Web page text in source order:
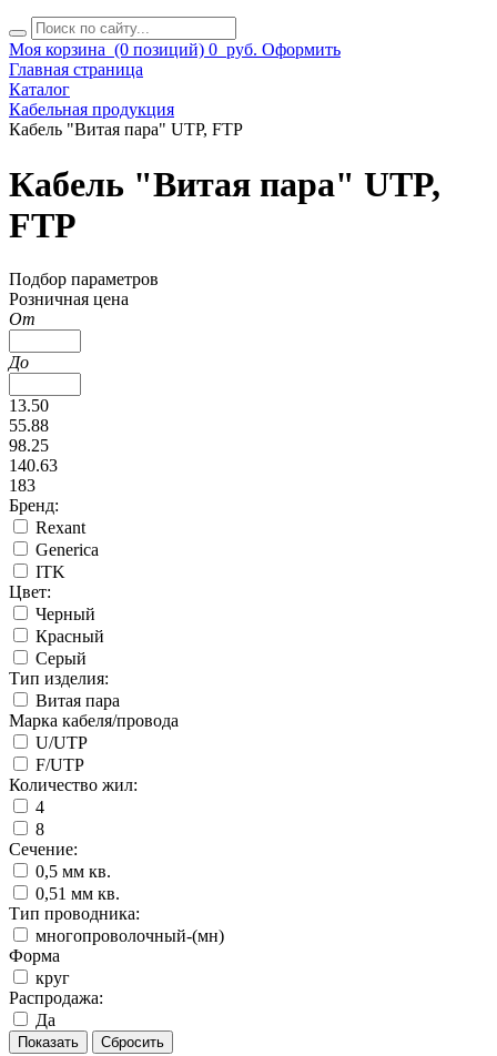
Моя корзина (0 позиций) 0 руб. Оформить
Главная страница
Каталог
Кабельная продукция
Кабель "Витая пара" UTP, FTP
Кабель "Витая пара" UTP,
FTP
Подбор параметров
Розничная цена
От
До
13.50
55.88
98.25
140.63
183
Бренд:
Rexant
Generica
ITK
Цвет:
Черный
Красный
Серый
Тип изделия:
Витая пара
Марка кабеля/провода
U/UTP
F/UTP
Количество жил:
4
8
Сечение:
0,5 мм кв.
0,51 мм кв.
Тип проводника:
многопроволочный-(мн)
Форма
круг
Распродажа:
Да